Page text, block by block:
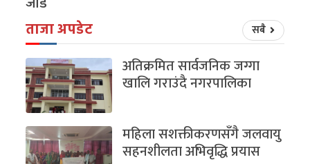
ताजा अपडेट सबै
अतिक्रमित सार्वजनिक जग्गा
खालि गराउंदै नगरपालिका
महिला सशक्तीकरणसँगै जलवायु
सहनशीलता अभिवृद्धि प्रयास